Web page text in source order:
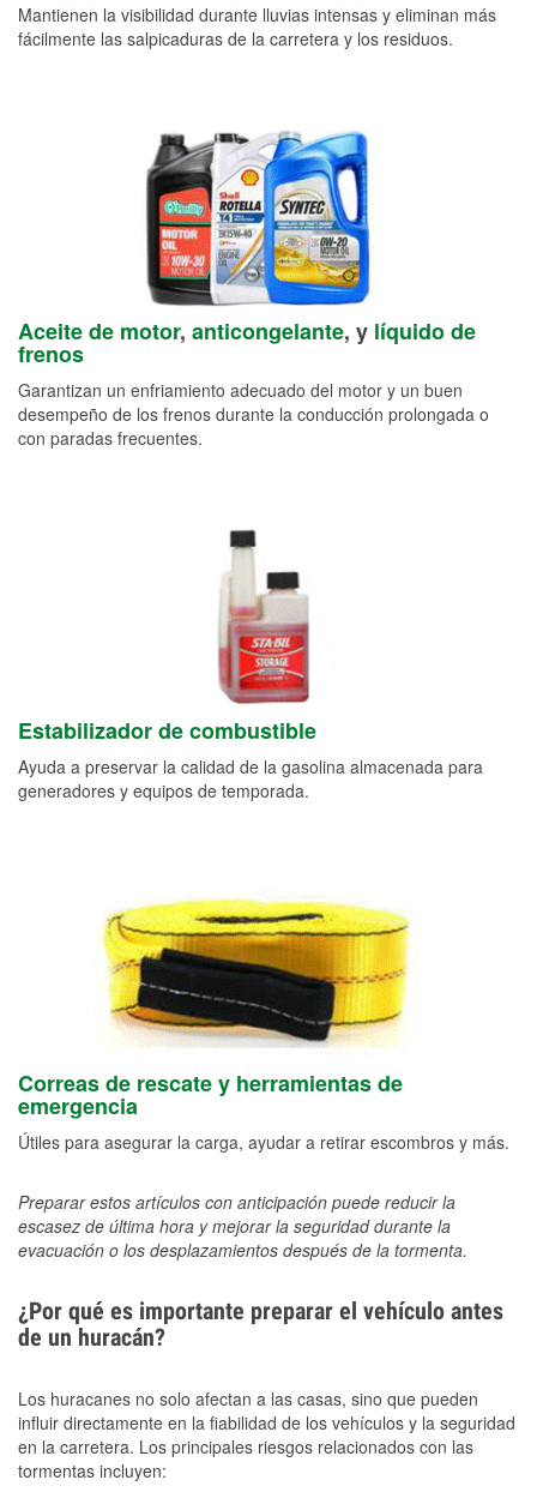
Mantienen la visibilidad durante lluvias intensas y eliminan más
fácilmente las salpicaduras de la carretera y los residuos.
Aceite de motor, anticongelante, y líquido de
frenos
Garantizan un enfriamiento adecuado del motor y un buen
desempeño de los frenos durante la conducción prolongada o
con paradas frecuentes.
Estabilizador de combustible
Ayuda a preservar la calidad de la gasolina almacenada para
generadores y equipos de temporada.
Correas de rescate y herramientas de
emergencia
Útiles para asegurar la carga, ayudar a retirar escombros y más.
Preparar estos artículos con anticipación puede reducir la
escasez de última hora y mejorar la seguridad durante la
evacuación o los desplazamientos después de la tormenta.
¿Por qué es importante preparar el vehículo antes
de un huracán?
Los huracanes no solo afectan a las casas, sino que pueden
influir directamente en la fiabilidad de los vehículos y la seguridad
en la carretera. Los principales riesgos relacionados con las
tormentas incluyen: